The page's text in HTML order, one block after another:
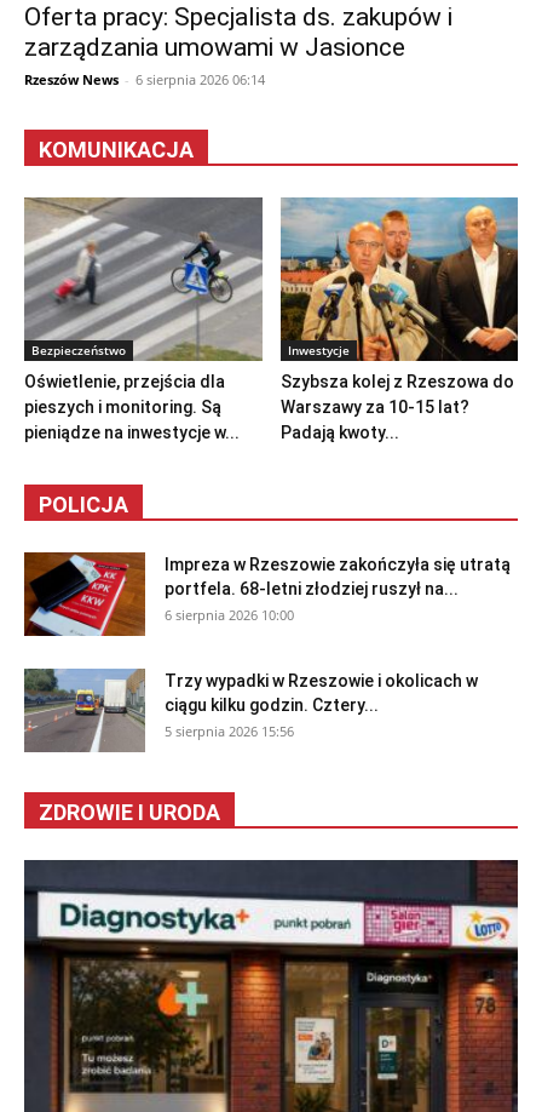
Oferta pracy: Specjalista ds. zakupów i
zarządzania umowami w Jasionce
Rzeszów News - 6 sierpnia 2026 06:14
KOMUNIKACJA
Bezpieczeństwo
Oświetlenie, przejścia dla
pieszych i monitoring. Są
pieniądze na inwestycje w...
Inwestycje
Szybsza kolej z Rzeszowa do
Warszawy za 10-15 lat?
Padają kwoty...
POLICJA
Impreza w Rzeszowie zakończyła się utratą
portfela. 68-letni złodziej ruszył na...
6 sierpnia 2026 10:00
Trzy wypadki w Rzeszowie i okolicach w
ciągu kilku godzin. Cztery...
5 sierpnia 2026 15:56
ZDROWIE I URODA